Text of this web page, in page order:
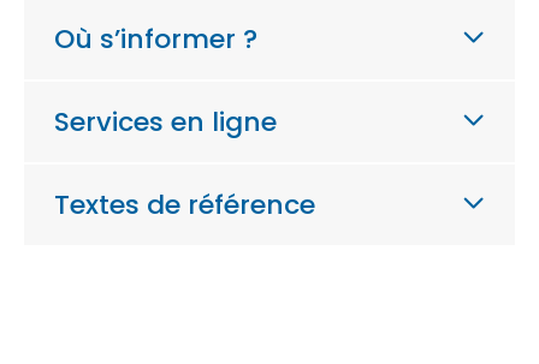
Où s’informer ?
Services en ligne
Textes de référence